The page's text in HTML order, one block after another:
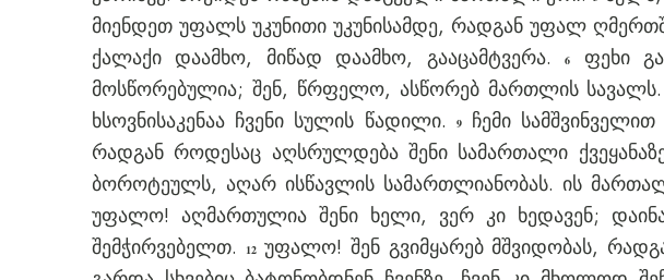
მიენდეთ უფალს უკუნითი უკუნისამდე, რადგან უფალ
ქალაქი დაამხო, მიწად დაამხო, გააცამტვერა.6 ფეხი
მოსწორებულია; შენ, წრფელო, ასწორებ მართლის
ხსოვნისაკენაა ჩვენი სულის წადილი.
9ჩემი
რადგან როდესაც აღსრულდება შენი სამართალი
ბოროტეულს, აღარ ისწავლის სამართლიანობას. ის
უფალო! აღმართულია შენი ხელი, ვერ კი ხედავენ;
შემჭირვებელთ.
12უფალო! შენ გვიმყარებ მშვიდობას,